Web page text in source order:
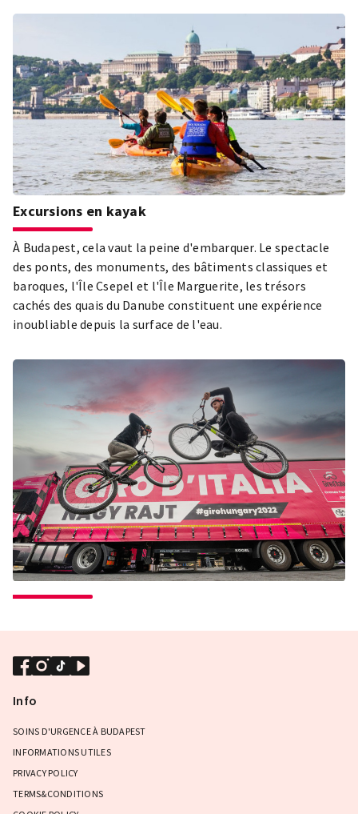
Excursions en kayak
À Budapest, cela vaut la peine d'embarquer. Le spectacle
des ponts, des monuments, des bâtiments classiques et
baroques, l'Île Csepel et l'Île Marguerite, les trésors
cachés des quais du Danube constituent une expérience
inoubliable depuis la surface de l'eau.
Info
SOINS D'URGENCE À BUDAPEST
INFORMATIONS UTILES
PRIVACY POLICY
TERMS&CONDITIONS